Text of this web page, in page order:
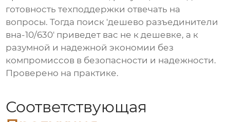
готовность техподдержки отвечать на
вопросы. Тогда поиск 'дешево разъединители
вна-10/630' приведет вас не к дешевке, а к
разумной и надежной экономии без
компромиссов в безопасности и надежности.
Проверено на практике.
Соответствующая